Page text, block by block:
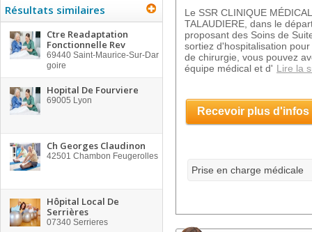
Résultats similaires
Ctre Readaptation
Fonctionnelle Rev
69440 Saint-Maurice-Sur-Dar
goire
Hopital De Fourviere
69005 Lyon
Ch Georges Claudinon
42501 Chambon Feugerolles
Hôpital Local De
Serrières
07340 Serrieres
Le SSR CLINIQUE
TALAUDIERE, dans le
proposant des Soins de
sortiez d'hospitalisation
de chirurgie, vous pouvez
équipe médical et d' Lire la
Recevoir plus d'infos
Prise en charge médicale